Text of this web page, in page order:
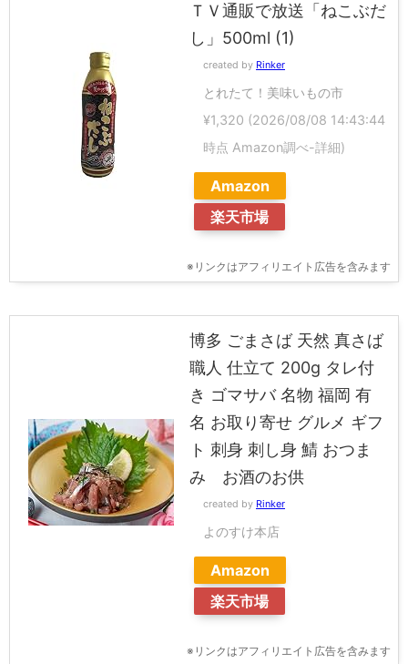
ＴＶ通販で放送「ねこぶだ
し」500ml (1)
created by Rinker
とれたて！美味いもの市
¥1,320 (2026/08/08 14:43:44
時点 Amazon調べ-詳細)
Amazon
楽天市場
※リンクはアフィリエイト広告を含みます
博多 ごまさば 天然 真さば
職人 仕立て 200g タレ付
き ゴマサバ 名物 福岡 有
名 お取り寄せ グルメ ギフ
ト 刺身 刺し身 鯖 おつま
み お酒のお供
created by Rinker
よのすけ本店
Amazon
楽天市場
※リンクはアフィリエイト広告を含みます